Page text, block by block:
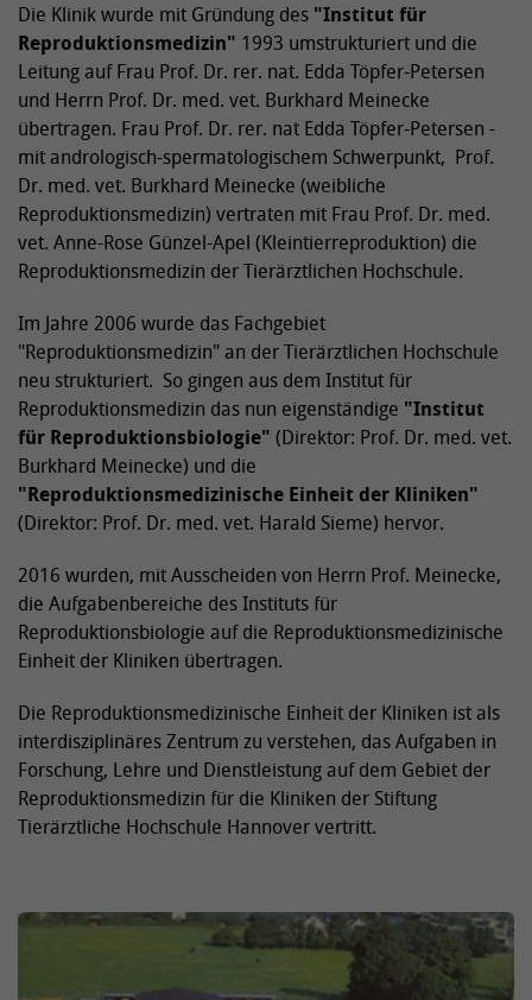
Die Klinik wurde mit Gründung des "Institut für
Reproduktionsmedizin" 1993 umstrukturiert und die
Leitung auf Frau Prof. Dr. rer. nat. Edda Töpfer-Petersen
und Herrn Prof. Dr. med. vet. Burkhard Meinecke
übertragen. Frau Prof. Dr. rer. nat Edda Töpfer-Petersen -
mit andrologisch-spermatologischem Schwerpunkt, Prof.
Dr. med. vet. Burkhard Meinecke (weibliche
Reproduktionsmedizin) vertraten mit Frau Prof. Dr. med.
vet. Anne-Rose Günzel-Apel (Kleintierreproduktion) die
Reproduktionsmedizin der Tierärztlichen Hochschule.
Im Jahre 2006 wurde das Fachgebiet
"Reproduktionsmedizin" an der Tierärztlichen Hochschule
neu strukturiert. So gingen aus dem Institut für
Reproduktionsmedizin das nun eigenständige "Institut
für Reproduktionsbiologie" (Direktor: Prof. Dr. med. vet.
Burkhard Meinecke) und die
"Reproduktionsmedizinische Einheit der Kliniken"
(Direktor: Prof. Dr. med. vet. Harald Sieme) hervor.
2016 wurden, mit Ausscheiden von Herrn Prof. Meinecke,
die Aufgabenbereiche des Instituts für
Reproduktionsbiologie auf die Reproduktionsmedizinische
Einheit der Kliniken übertragen.
Die Reproduktionsmedizinische Einheit der Kliniken ist als
interdisziplinäres Zentrum zu verstehen, das Aufgaben in
Forschung, Lehre und Dienstleistung auf dem Gebiet der
Reproduktionsmedizin für die Kliniken der Stiftung
Tierärztliche Hochschule Hannover vertritt.